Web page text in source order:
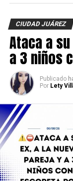
En el mismo
vehículo que
hechos que son
Posteriormente,
segundo cateo
Obregón,
investigaciones,
homicidio
Durante la
indicios, entre
quedaron bajo
la carpeta de
Personal de la
CIUDAD JUÁREZ
Ataca a
a 3 niños
Publicado
Por Lety